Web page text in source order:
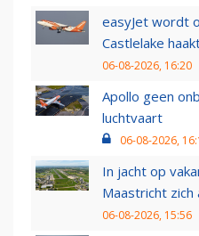
easyJet wordt
Castlelake
06-08-2026, 16:20
Apollo geen
luchtvaart
06-08-2026,
In jacht op
Maastricht zich
06-08-2026, 15:56